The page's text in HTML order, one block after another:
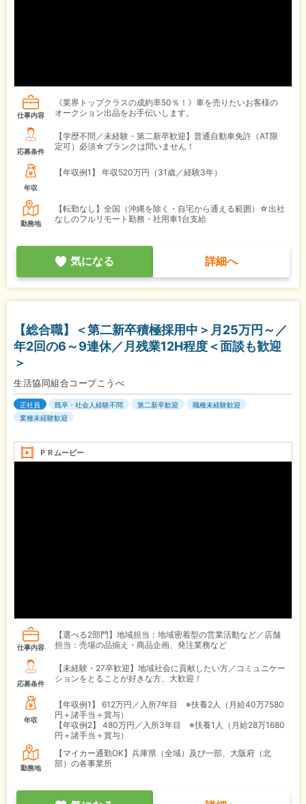
仕事内容
《業界トップクラスの成約率50％！》車を売りたいお客様の
オークション出品をお手伝いします。
応募条件
【学歴不問／未経験・第二新卒歓迎】普通自動車免許（AT限
定可）必須☆ブランクは問いません！
年収
【年収例1】 年収520万円（31歳／経験3年）
勤務地
【転勤なし】全国（沖縄を除く・自宅から通える範囲）☆出社
なしのフルリモート勤務・社用車1台支給
気になる 詳細へ
【総合職】＜第二新卒積極採用中＞月25万円～／
年2回の6～9連休／月残業12H程度＜面談も歓迎
＞
生活協同組合コープこうべ
正社員 既卒・社会人経験不問 第二新卒歓迎
職種未経験歓迎
業種未経験歓迎
ＰＲムービー
仕事内容
【選べる2部門】地域担当：地域密着型の営業活動など／店舗
担当：売場の品揃え・商品企画、発注業務など
応募条件
【未経験・27卒歓迎】地域社会に貢献したい方／コミュニケー
ションをとることが好きな方、大歓迎！
年収
【年収例1】
612万円／入所7年目 ※扶養2人（月給40万7580
円＋諸手当＋賞与）
【年収例2】
480万円／入所3年目 ※扶養1人（月給28万1680
円＋諸手当＋賞与）
勤務地
【マイカー通勤OK】兵庫県（全域）及び一部、大阪府（北
部）の各事業所